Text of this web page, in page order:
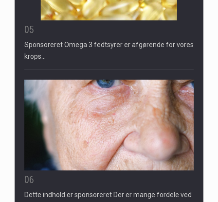
05
Sponsoreret Omega 3 fedtsyrer er afgørende for vores
krops…
06
Dette indhold er sponsoreret Der er mange fordele ved